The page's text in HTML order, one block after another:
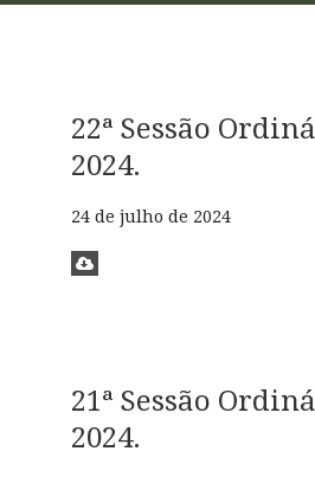
22ª Sessão
2024.
24 de julho de 2024
21ª Sessão
2024.